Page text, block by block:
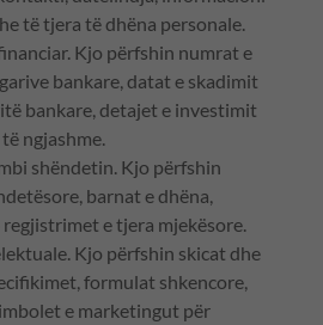
të tjera të dhëna personale.
Kjo përfshin numrat e
bankare, datat e skadimit
bankare, detajet e investimit
ngjashme.
shëndetin. Kjo përfshin
barnat e dhëna,
e tjera mjekësore.
Kjo përfshin skicat dhe
formulat shkencore,
e marketingut për